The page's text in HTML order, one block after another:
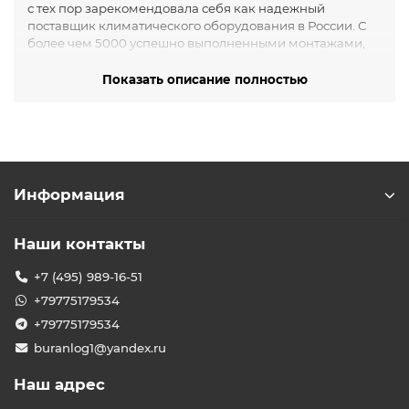
с тех пор зарекомендовала себя как надежный
поставщик климатического оборудования в России. С
более чем 5000 успешно выполненными монтажами,
продукции, включая кондиционеры, обогреватели,
Сплит-системы
несколько внутренних блоков к одному
домов.
Инверторные кондиционеры
экономию энергии и поддерживают стабильную
индивидуально, исходя из потребностей клиента и
особенностей помещения.
Показать описание полностью
Информация
Наши контакты
+7 (495) 989-16-51
+79775179534
+79775179534
buranlog1@yandex.ru
Наш адрес